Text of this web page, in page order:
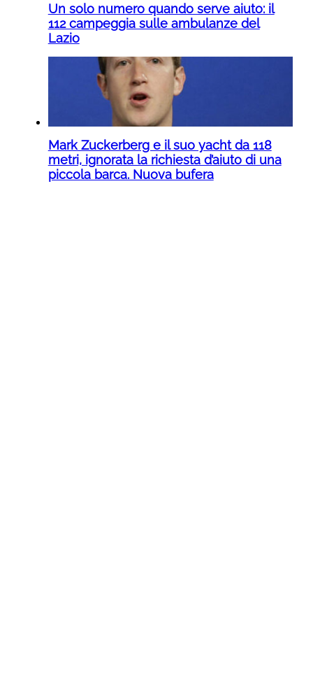
Un solo numero quando serve aiuto: il
112 campeggia sulle ambulanze del
Lazio
Mark Zuckerberg e il suo yacht da 118
metri, ignorata la richiesta d’aiuto di una
piccola barca. Nuova bufera